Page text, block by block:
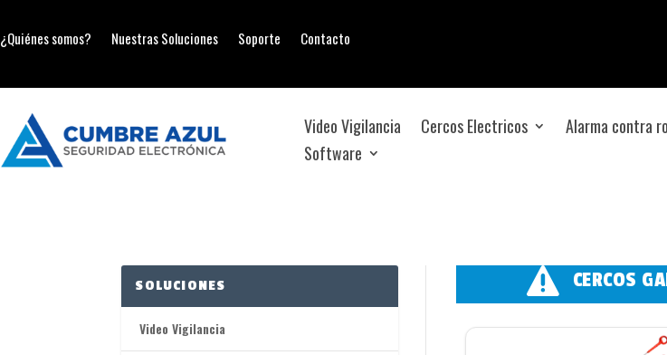
¿Quiénes somos? Nuestras Soluciones Soporte Contacto
Video Vigilancia Cercos Electricos Alarma contra
Software
SOLUCIONES
Video Vigilancia
 CERCOS